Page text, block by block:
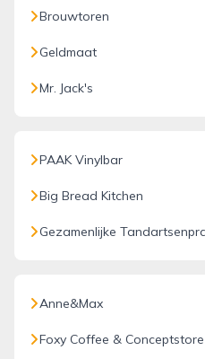
Brouwtoren
Geldmaat
Mr. Jack's
PAAK Vinylbar
Big Bread Kitchen
Gezamenlijke
Anne&Max
Foxy Coffee & Conceptstore